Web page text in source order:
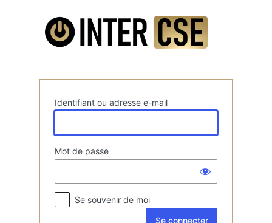
connecter
Identifiant ou adresse e-mail
Mot de passe
Se souvenir de moi